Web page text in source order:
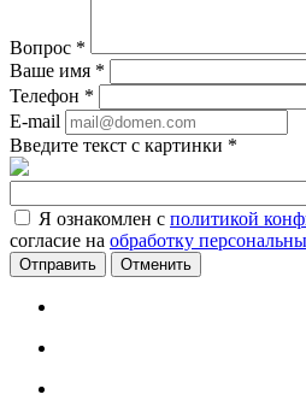
Вопрос *
Ваше имя *
Телефон *
E-mail
Введите текст с картинки *
Я ознакомлен с политикой
согласие на обработку
Отменить